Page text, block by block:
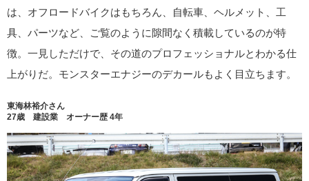
は、オフロードバイクはもちろん、自転車、ヘルメット、工
具、パーツなど、ご覧のように隙間なく積載しているのが特
徴。一見しただけで、その道のプロフェッショナルとわかる仕
上がりだ。モンスターエナジーのデカールもよく目立ちます。
東海林裕介さん
27歳 建設業 オーナー歴 4年